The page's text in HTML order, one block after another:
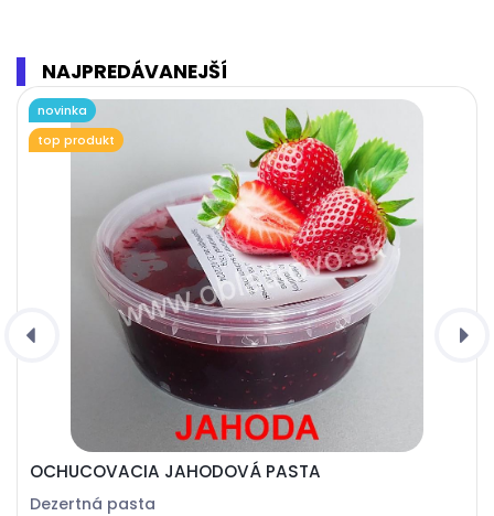
NAJPREDÁVANEJŠÍ
OCHUCOVACIA JAHODOVÁ PASTA
Dezertná pasta
novinka
top produkt